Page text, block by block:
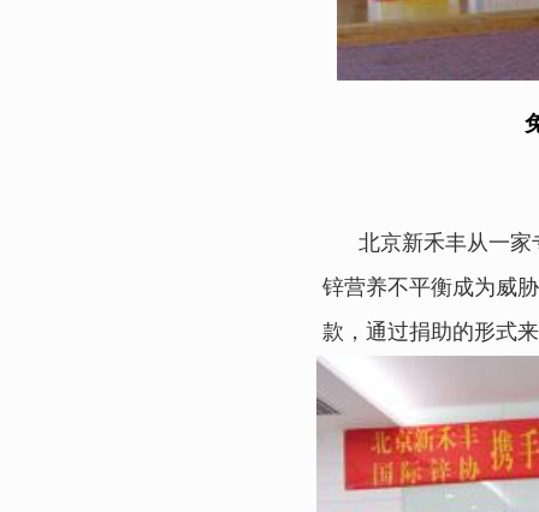
北京新禾丰从一家
锌营养不平衡成为威
款，通过捐助的形式